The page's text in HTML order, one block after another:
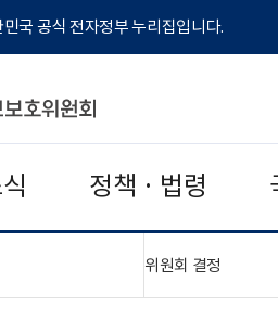
국 공식 전자정부 누리집입니다.
정책 · 법령
위원회 결정